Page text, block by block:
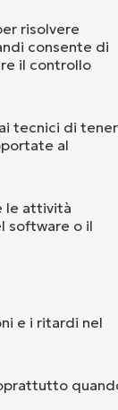
risolvere
consente di
il controllo
tecnici di
al
le attività
software o il
e i ritardi nel